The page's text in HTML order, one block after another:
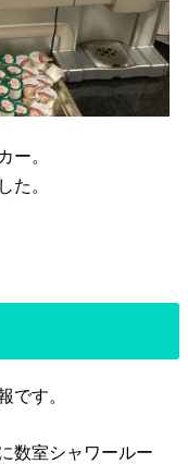
ー。
た。
です。
数室シャワールー